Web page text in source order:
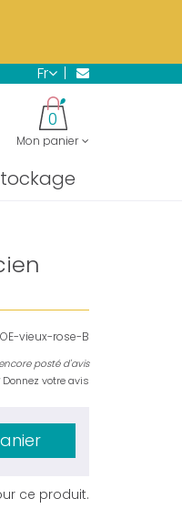
fr
Mon panier
0
vieux-rose-B
posté d'avis
Donnez votre avis
ce produit.